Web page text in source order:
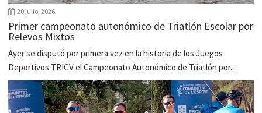
20 julio, 2026
Primer campeonato autonómico de Triatlón Escolar por
Relevos Mixtos
Ayer se disputó por primera vez en la historia de los Juegos
Deportivos TRICV el Campeonato Autonómico de Triatlón por...